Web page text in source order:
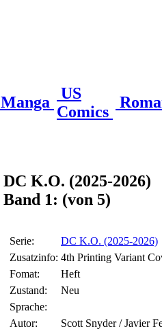
Manga
US
Comics
DC K.O. (2025-2026)
Band 1: (von 5)
Serie:
DC K.O. (2025-2026)
Zusatzinfo: 4th Printing Variant
Fomat:
Heft
Zustand:
Neu
Sprache:
Autor:
Scott Snyder / Javier